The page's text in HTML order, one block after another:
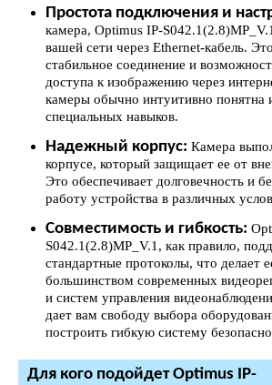
Простота подключения и
камера, Optimus IP-
вашей сети через Ethernet-кабель.
стабильное соединение и
доступа к изображению через
камеры обычно интуитивно понятна
специальных навыков.
Надежный корпус: Камера
корпусе, который защищает ее от
Это обеспечивает долговечность и
работу устройства в различных
Совместимость и гибкость:
S042.1(2.8)MP_V.1, как правило,
стандартные протоколы, что делает
большинством современных
и систем управления
дает вам свободу выбора
построить гибкую систему
Для кого подойдет Optimus IP-